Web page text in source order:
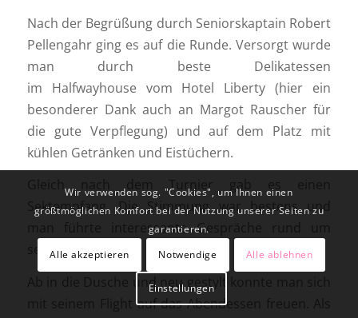
Nach der Begrüßung durch Seniorskaptain Robert
Pellengahr ging es auf die Runde. Versorgt wurde
man durch beste Delikatessen
im Halfwayhouse vom Hotel Liberty (hier ein
besonderer Dank auch an Margot Rauscher für
die gute Verpflegung) und auf dem Platz mit
kühlen Getränken und Eistüchern.
Gleich nach dem Turnier gab es einen
Sektempfang. Die Stimmung war bestens und
man führte interessante Gespräche rund um
seinen Score.
Ab in die Dusche und neu gestylt konnte man sich
mit seinem Flight auf das Abendessen freuen. Als
Wir verwenden sog. "Cookies", um Ihnen einen
größtmöglichen Komfort bei der Nutzung unserer Seiten zu
garantieren.
Alle akzeptieren
Notwendige Alle ablehnen
Einstellungen